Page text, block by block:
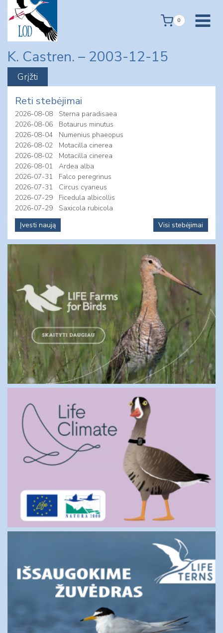
content
0
K. Castren. – 2003-12-15
Reti stebėjimai
2026-08-08
Sterna paradisaea
2026-08-06
Botaurus minutus
2026-08-04
Numenius phaeopus
2026-08-02
Motacilla cinerea
2026-08-02
Motacilla cinerea
2026-08-01
Ardea alba
2026-07-31
Falco peregrinus
2026-07-31
Circus cyaneus
2026-07-29
Ficedula albicollis
2026-07-29
Saxicola rubicola
Įvesti naują
Visi stebėjimai